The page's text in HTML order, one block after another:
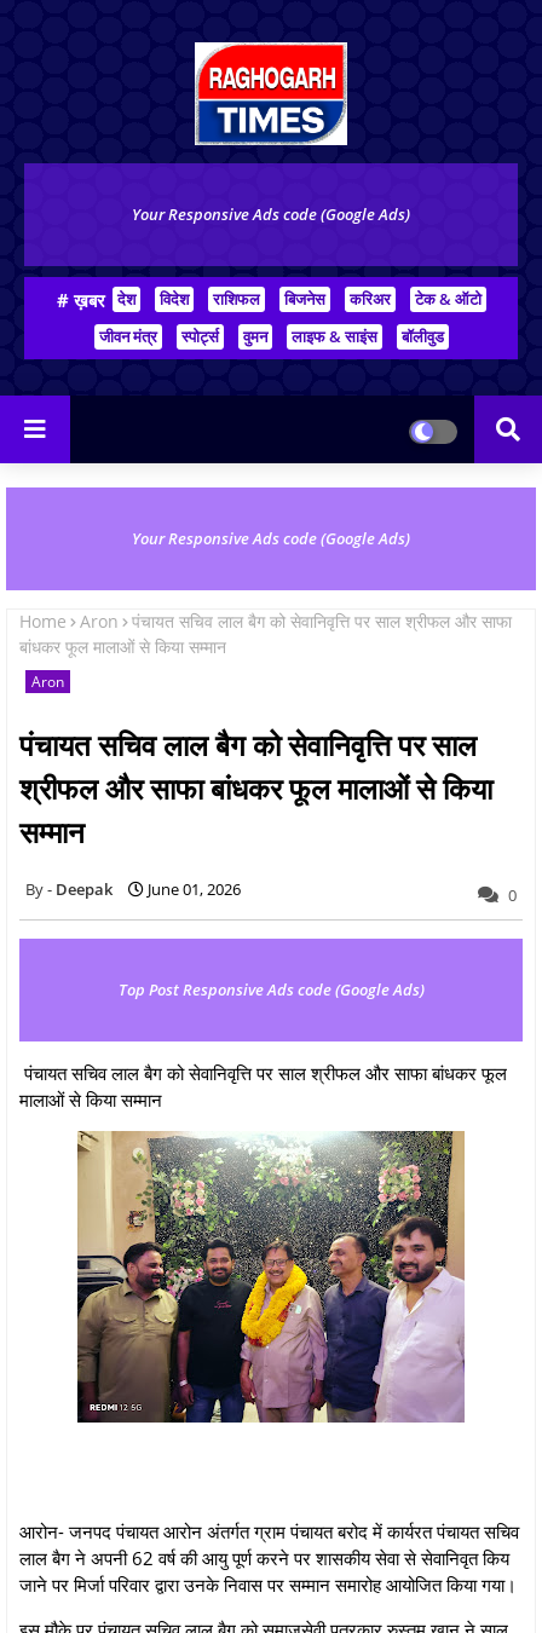
Your Responsive Ads code (Google Ads)
# ख़बर देश विदेश राशिफल बिजनेस करिअर
टेक & ऑटो
जीवन मंत्र
स्पोर्ट्स वुमन लाइफ & साइंस बॉलीवुड
Your Responsive Ads code (Google Ads)
Home Aron
पंचायत सचिव लाल बैग को सेवानिवृत्ति पर साल श्रीफल और साफा
बांधकर फूल मालाओं से किया सम्मान
Aron
पंचायत सचिव लाल बैग को सेवानिवृत्ति पर साल
श्रीफल और साफा बांधकर फूल मालाओं से किया
सम्मान
Deepak June 01, 2026 0
Top Post Responsive Ads code (Google Ads)
पंचायत सचिव लाल बैग को सेवानिवृत्ति पर साल श्रीफल और साफा बांधकर फूल
मालाओं से किया सम्मान
आरोन- जनपद पंचायत आरोन अंतर्गत ग्राम पंचायत बरोद में कार्यरत पंचायत सचिव
लाल बैग ने अपनी 62 वर्ष की आयु पूर्ण करने पर शासकीय सेवा से सेवानिवृत किय
जाने पर मिर्जा परिवार द्वारा उनके निवास पर सम्मान समारोह आयोजित किया गया।